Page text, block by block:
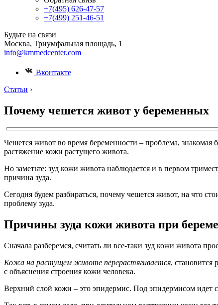
+7(495) 626-47-57
+7(499) 251-46-51
Будьте на связи
Москва, Триумфальная площадь, 1
info@kmmedcenter.com
Вконтакте
Статьи ›
Почему чешется живот у беременных
Чешется живот во время беременности – проблема,
растяжение кожи растущего живота.
Но заметьте: зуд кожи живота наблюдается и в первом
причина зуда.
Сегодня будем разбираться, почему чешется живот, на что
проблему зуда.
Причины зуда кожи живота при
Сначала разберемся, считать ли все-таки зуд кожи живота
Кожа на растущем животе перерастягивается, становится
с объяснения строения кожи человека.
Верхний слой кожи – это эпидермис. Под эпидермисом